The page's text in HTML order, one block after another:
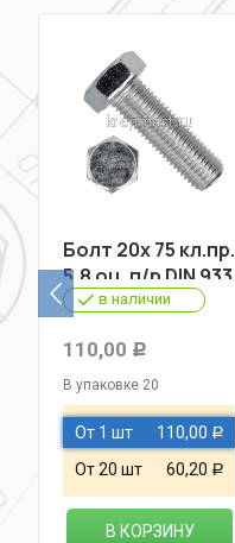
Болт 20х 75 кл.пр.
5,8 оц. п/р DIN 933
в наличии
110,00 Р
В упаковке 20
От 1 шт 110,00 Р
От 20 шт 60,20 Р
В КОРЗИНУ